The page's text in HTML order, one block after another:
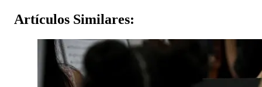
Artículos Similares: